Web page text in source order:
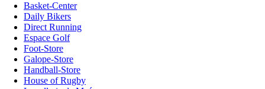
Basket-Center
Daily Bikers
Direct Running
Espace Golf
Foot-Store
Galope-Store
Handball-Store
House of Rugby